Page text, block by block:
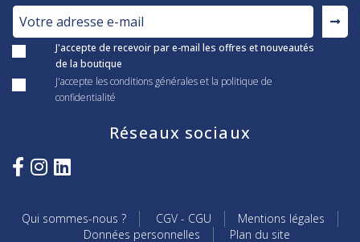
J'accepte de recevoir par e-mail les offres et nouveautés
de la boutique
J'accepte les conditions générales et la politique de
confidentialité
Réseaux sociaux
Qui sommes-nous ? CGV - CGU
Mentions légales
Données personnelles
Plan du site